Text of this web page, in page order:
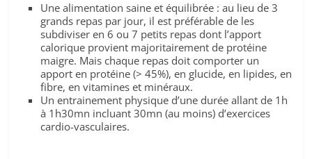
Une alimentation saine et équilibrée : au lieu de 3
grands repas par jour, il est préférable de les
subdiviser en 6 ou 7 petits repas dont l’apport
calorique provient majoritairement de protéine
maigre. Mais chaque repas doit comporter un
apport en protéine (> 45%), en glucide, en lipides, en
fibre, en vitamines et minéraux.
Un entrainement physique d’une durée allant de 1h
à 1h30mn incluant 30mn (au moins) d’exercices
cardio-vasculaires.